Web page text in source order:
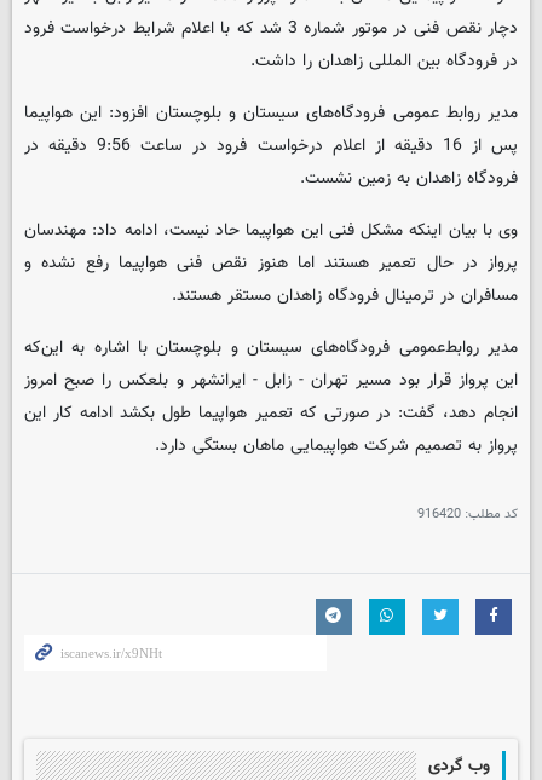
دچار نقص فنی در موتور شماره 3 شد که با اعلام شرایط درخواست فرود
در فرودگاه بین المللی زاهدان را داشت.
مدیر روابط عمومی فرودگاه‌های سیستان و بلوچستان افزود: این هواپیما
پس از 16 دقیقه از اعلام درخواست فرود در ساعت 9:56 دقیقه در
فرودگاه زاهدان به زمین نشست.
وی با بیان اینکه مشکل فنی این هواپیما حاد نیست، ادامه داد: مهندسان
پرواز در حال تعمیر هستند اما هنوز نقص فنی هواپیما رفع نشده و
مسافران در ترمینال فرودگاه زاهدان مستقر هستند.
مدیر روابط‌عمومی فرودگاه‌های سیستان و بلوچستان با اشاره به این‌که
این پرواز قرار بود مسیر تهران - زابل - ایرانشهر و بلعکس را صبح امروز
انجام دهد، گفت: در صورتی که تعمیر هواپیما طول بکشد ادامه کار این
پرواز به تصمیم شرکت هواپیمایی ماهان بستگی دارد.
کد مطلب: 916420
وب گردی